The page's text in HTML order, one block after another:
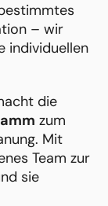
– wir
individuellen
die
zum
Mit
Team zur
sie